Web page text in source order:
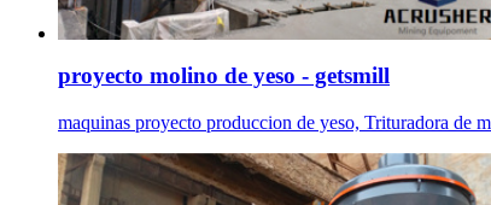
proyecto molino de yeso - getsmill
maquinas proyecto produccion de yeso, Trituradora de